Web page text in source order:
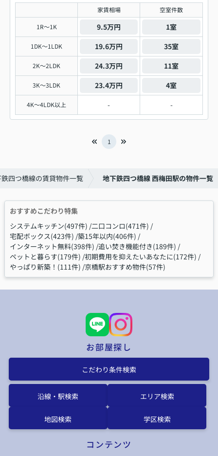
家賃相場 空室件数
1R～1K 9.5万円 1室
1DK～1LDK 19.6万円 35室
2K～2LDK 24.3万円 11室
3K～3LDK 23.4万円 4室
4K～4LDK以上 - -
1
四つ橋線の賃貸物件一覧 地下鉄四つ橋線 西梅田駅の物件一覧
おすすめこだわり特集
システムキッチン(497件) 二口コンロ(471件)
宅配ボックス(423件) 築15年以内(406件)
インターネット無料(398件) 追い焚き機能付き(189件)
ペットと暮らす(179件) 初期費用を抑えたいあなたに(172件)
やっぱり新築！(111件) 京橋駅おすすめ物件(57件)
お部屋探し
こだわり条件検索
沿線・駅検索 エリア検索
地図検索 学区検索
コンテンツ